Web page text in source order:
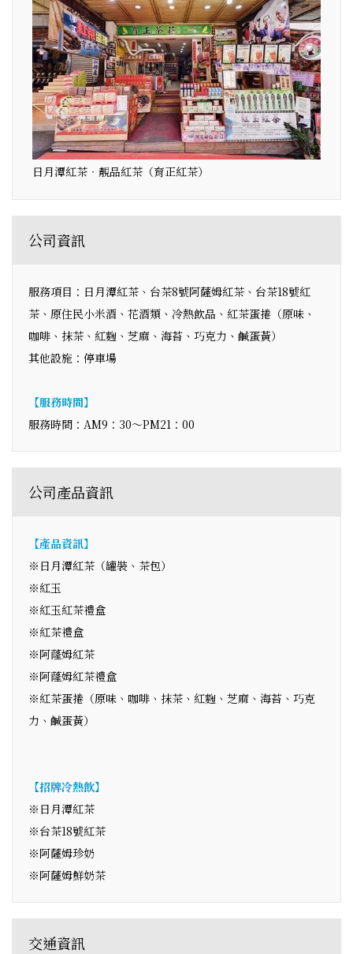
日月潭紅茶‧靚品紅茶（育正紅茶）
公司資訊
服務項目：日月潭紅茶、台茶8號阿薩姆紅茶、台茶18號紅
茶、原住民小米酒、花酒類、冷熱飲品、紅茶蛋捲（原味、
咖啡、抹茶、紅麴、芝麻、海苔、巧克力、鹹蛋黃）
其他設施：停車場
【服務時間】
服務時間：AM9：30～PM21：00
公司產品資訊
【產品資訊】
※日月潭紅茶（罐裝、茶包）
※紅玉
※紅玉紅茶禮盒
※紅茶禮盒
※阿蕯姆紅茶
※阿蕯姆紅茶禮盒
※紅茶蛋捲（原味、咖啡、抹茶、紅麴、芝麻、海苔、巧克
力、鹹蛋黃）
【招牌冷熱飲】
※日月潭紅茶
※台茶18號紅茶
※阿薩姆珍奶
※阿薩姆鮮奶茶
交通資訊